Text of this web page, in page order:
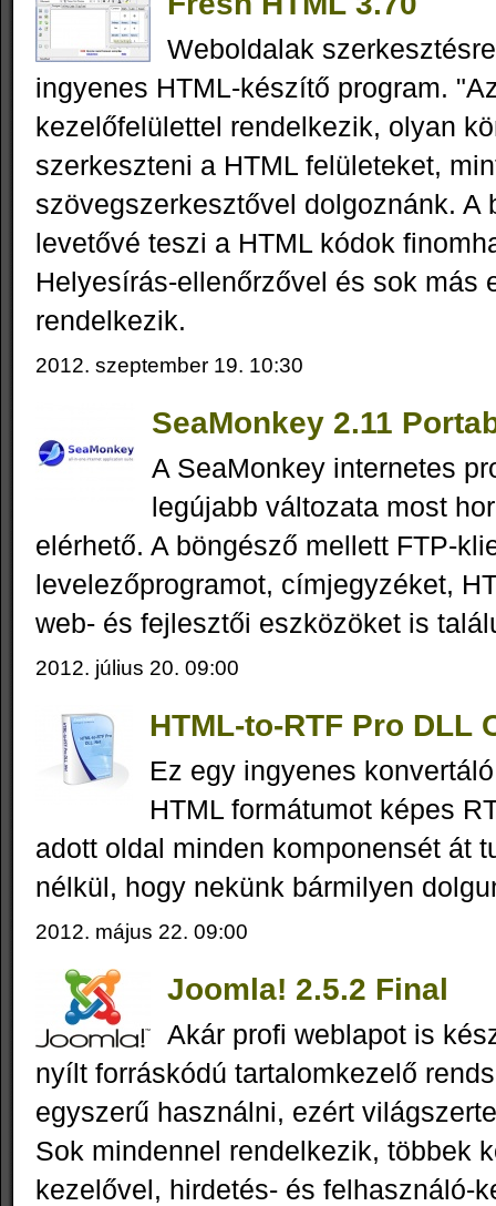
Weboldalak
ingyenes HTML-készítő program.
kezelőfelülettel rendelkezik, olyan
szerkeszteni a HTML felületeket,
szövegszerkesztővel dolgoznánk. A
levetővé teszi a HTML kódok
Helyesírás-ellenőrzővel és sok más
rendelkezik.
2012. szeptember 19. 10:30
SeaMonkey 2.11
A SeaMonkey internetes
legújabb változata most
elérhető. A böngésző mellett FTP-
levelezőprogramot, címjegyzéket,
web- és fejlesztői eszközöket is
2012. július 20. 09:00
HTML-to-RTF Pro DLL
Ez egy ingyenes
HTML formátumot képes
adott oldal minden komponensét át
nélkül, hogy nekünk bármilyen
2012. május 22. 09:00
Joomla! 2.5.2 Final
Akár profi weblapot is
nyílt forráskódú tartalomkezelő
egyszerű használni, ezért
Sok mindennel rendelkezik, többek
kezelővel, hirdetés- és felhasználó-